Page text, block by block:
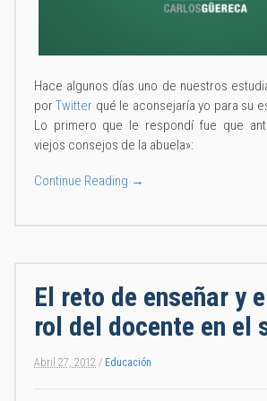
Hace algunos días uno de nuestros
porTwitter qué le aconsejaría yo para su
Lo primero que le respondí fue que
viejos consejos de la abuela»:
Continue Reading →
El reto de enseñar y
rol del docente en el
Abril 27, 2012 / Educación